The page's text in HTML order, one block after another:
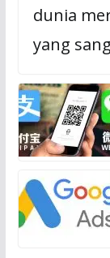
dunia
yang